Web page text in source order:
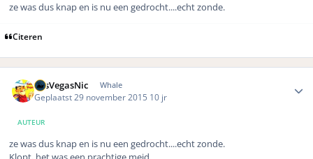
ze was dus knap en is nu een gedrocht....echt zonde.
Citeren
LasVegasNic Whale
Geplaatst 29 november 2015 10 jr
AUTEUR
ze was dus knap en is nu een gedrocht....echt zonde.